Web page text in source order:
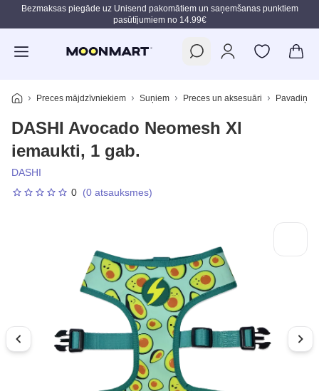
Pāriet uz galveno saturu
Bezmaksas piegāde uz Unisend pakomātiem un saņemšanas punktiem
pasūtījumiem no 14.99€
Preces mājdzīvniekiem Suņiem Preces un aksesuāri
DASHI Avocado Neomesh Xl
iemaukti, 1 gab.
DASHI
0 (0 atsauksmes)